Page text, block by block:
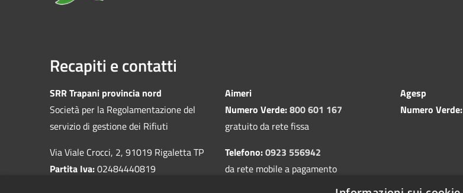
Recapiti e contatti
SRR Trapani provincia nord
Società per la Regolamentazione del
servizio di gestione dei Rifiuti
Via Viale Crocci, 2, 91019 Rigaletta TP
Partita Iva:02484440819
Aimeri
Numero Verde:800 601 167
gratuito da rete fissa
Telefono:0923 556942
da rete mobile a pagamento
Agesp
Numero Verde: